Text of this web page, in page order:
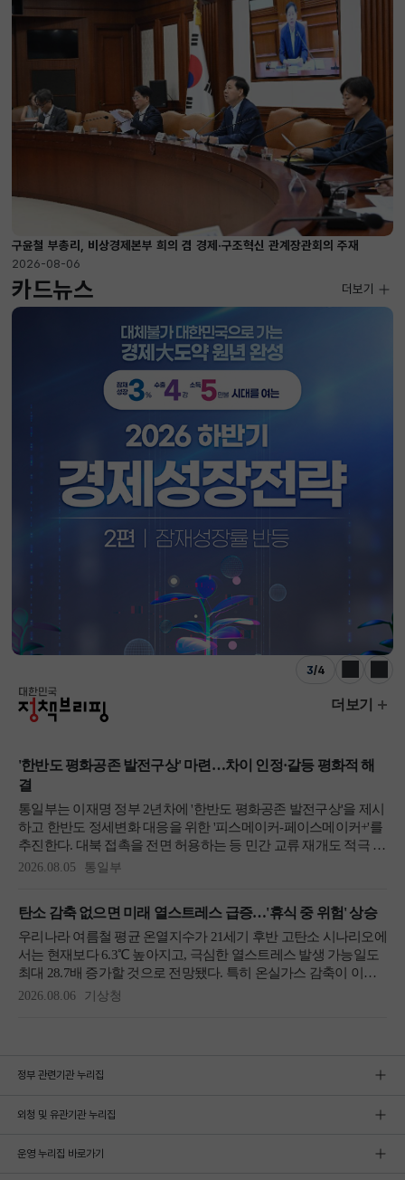
구윤철 부총리, 비상경제본부 희의 겸 경제·구조혁신 관계장관회의 주재
2026-08-06
카드뉴스
3/4
이전 다음
더보기
정부 관련기관 누리집
외청 및 유관기관 누리집
운영 누리집 바로가기